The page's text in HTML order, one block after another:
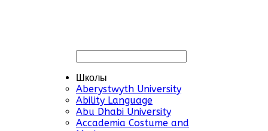
Школы
Aberystwyth University
Ability Language
Abu Dhabi University
Accademia Costume and